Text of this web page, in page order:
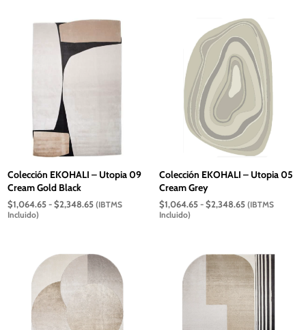
hasta
hasta
$2,348.65
Colección EKOHALI – Utopia 09
Cream Gold Black
$1,064.65 - $2,348.65Rango
hasta
$2,348.65
(IBTMS
Incluido)
Colección EKOHALI – Utopia 05
Cream Grey
$1,064.65 - $2,348.65Rango
hasta
$2,348.65
(IBTMS
Incluido)